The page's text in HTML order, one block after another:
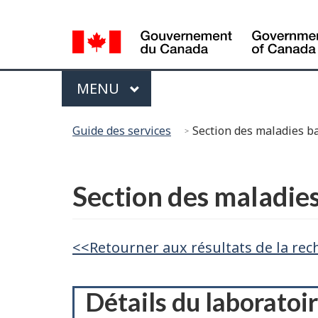
de
la
langue
Menu
PRINCIPAL
MENU
Guide des services
Section des maladies
Section des
<<Retourner aux résultats de la
Détails du